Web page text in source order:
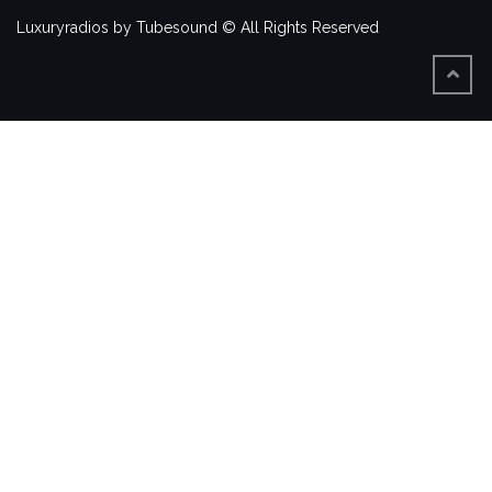
Luxuryradios by Tubesound © All Rights Reserved